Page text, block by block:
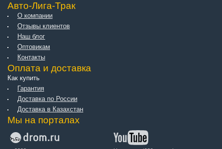
Авто-Лига-Трак
О компании
Отзывы клиентов
Наш блог
Оптовикам
Контакты
Оплата и доставка
Как купить
Гарантия
Доставка по России
Доставка в Казахстан
Мы на порталах